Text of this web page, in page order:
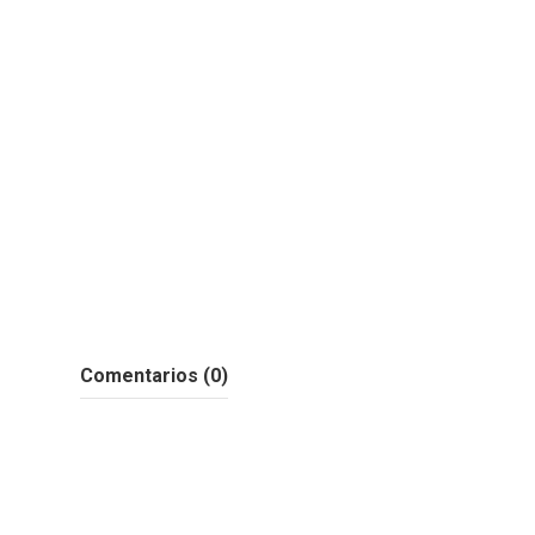
Comentarios (0)